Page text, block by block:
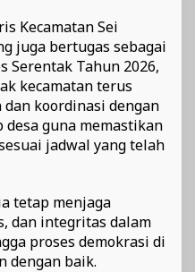
Kecamatan Sei
juga bertugas sebagai
Serentak Tahun 2026,
kecamatan terus
koordinasi dengan
guna memastikan
jadwal yang telah
tetap menjaga
dan integritas dalam
proses demokrasi di
dengan baik.